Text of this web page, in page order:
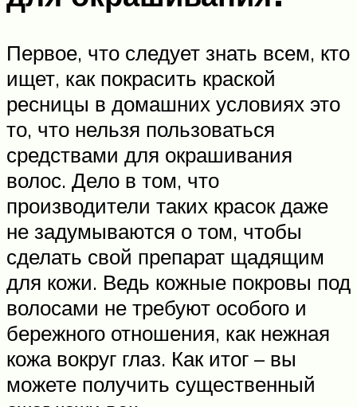
Первое, что следует знать всем, кто
ищет, как покрасить краской
ресницы в домашних условиях это
то, что нельзя пользоваться
средствами для окрашивания
волос. Дело в том, что
производители таких красок даже
не задумываются о том, чтобы
сделать свой препарат щадящим
для кожи. Ведь кожные покровы под
волосами не требуют особого и
бережного отношения, как нежная
кожа вокруг глаз. Как итог – вы
можете получить существенный